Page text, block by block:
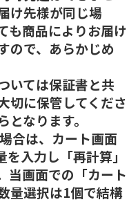
け先様が同じ場
も商品によりお届け
ので、あらかじめ
いては保証書と共
切に保管してくださ
なります。
合は、カート画面
入力し「再計算」
当画面での「カート
量選択は1個で結構